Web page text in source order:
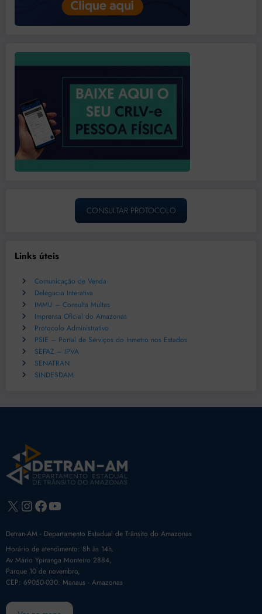
CONSULTAR PROTOCOLO
Links úteis
Comunicação de Venda
Delegacia Interativa
IMMU – Consulta Multas
Imprensa Oficial do Amazonas
Protocolo Administrativo
PSIE – Portal de Serviços do Inmetro nos Estados
SEFAZ – IPVA
SENATRAN
SINDESDAM
X Instagram
Facebook
Youtube
Detran-AM - Departamento Estadual de Trânsito do Amazonas
Horário de atendimento: 8h às 14h.
Av Mário Ypiranga Monteiro 2884,
Parque 10 de novembro,
CEP: 69050-030. Manaus - Amazonas